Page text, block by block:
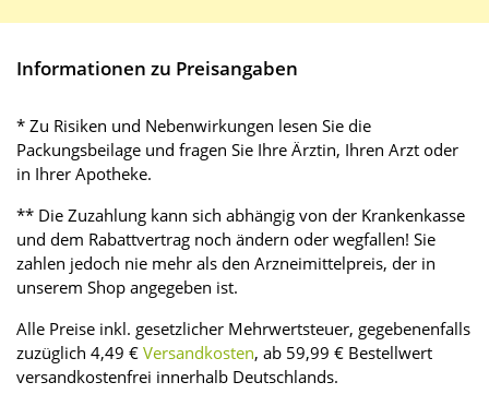
Informationen zu Preisangaben
* Zu Risiken und Nebenwirkungen lesen Sie die
Packungsbeilage und fragen Sie Ihre Ärztin, Ihren Arzt oder
in Ihrer Apotheke.
** Die Zuzahlung kann sich abhängig von der Krankenkasse
und dem Rabattvertrag noch ändern oder wegfallen! Sie
zahlen jedoch nie mehr als den Arzneimittelpreis, der in
unserem Shop angegeben ist.
Alle Preise inkl. gesetzlicher Mehrwertsteuer, gegebenenfalls
zuzüglich 4,49 € Versandkosten, ab 59,99 € Bestellwert
versandkostenfrei innerhalb Deutschlands.